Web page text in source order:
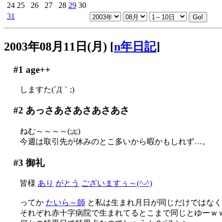
24 25 26 27 28 29 30
31
2003年08月11日(月) [n年日記]
#1 age++
しますた(´Д｀;)
#2 あっさあさあさあさあさ
ねむ～～～～(;д;)
今週は取引先が休みのとこ多いから暇かもしれず…。
#3 御礼
皆様 あり がとう ございますぅ～(^-^)
ってか たいら～師 と私は生まれ月日が同じだけではな
それぞれ赤十字病院で生まれてるとこまで同じとゆーｗ